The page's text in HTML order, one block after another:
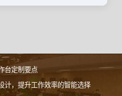
台定制要点
计，提升工作效率的智能选择